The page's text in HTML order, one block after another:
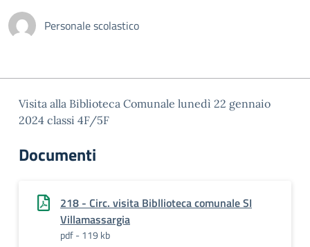
Personale scolastico
Visita alla Biblioteca Comunale lunedì 22 gennaio
2024 classi 4F/5F
Documenti
218 - Circ. visita Bibllioteca comunale SI
Villamassargia
pdf - 119 kb